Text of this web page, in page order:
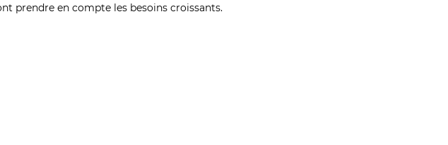
prendre en compte les besoins croissants.